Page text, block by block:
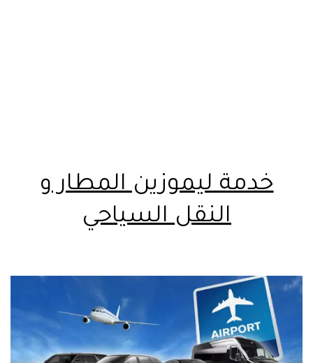
خدمة ليموزين المطار و
النقل السياحي